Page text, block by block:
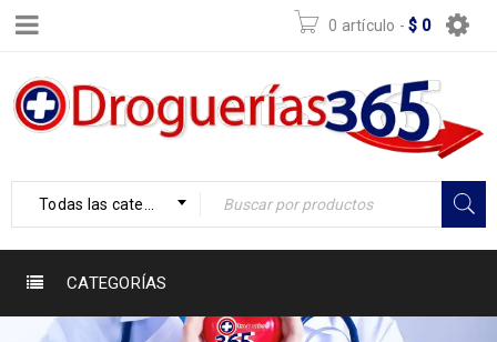
0 artículo - $ 0
Todas las categorías
CATEGORÍAS